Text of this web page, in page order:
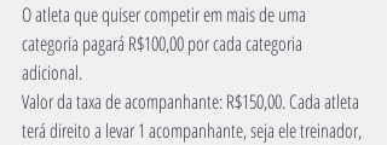
O atleta que quiser competir em mais de uma
categoria pagará R$100,00 por cada categoria
adicional.
Valor da taxa de acompanhante: R$150,00. Cada atleta
terá direito a levar 1 acompanhante, seja ele treinador,